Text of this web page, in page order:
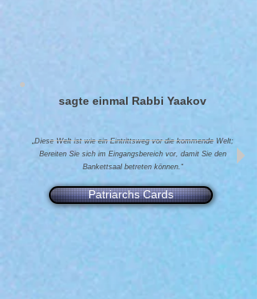
sagte einmal Rabbi Yaakov
Diese Welt ist wie ein Eintrittsweg vor die kommende Welt;
Bereiten Sie sich im Eingangsbereich vor, damit Sie den
Bankettsaal betreten können.“
Patriarchs Cards